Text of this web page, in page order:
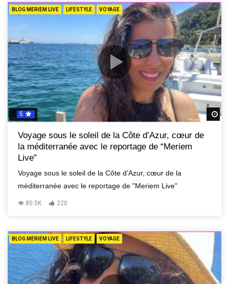
BLOG MERIEM LIVE LIFESTYLE VOYAGE
5
Voyage sous le soleil de la Côte d’Azur, cœur de
la méditerranée avec le reportage de “Meriem
Live”
Voyage sous le soleil de la Côte d’Azur, cœur de la
méditerranée avec le reportage de "Meriem Live"
80.5K 220
BLOG MERIEM LIVE LIFESTYLE VOYAGE